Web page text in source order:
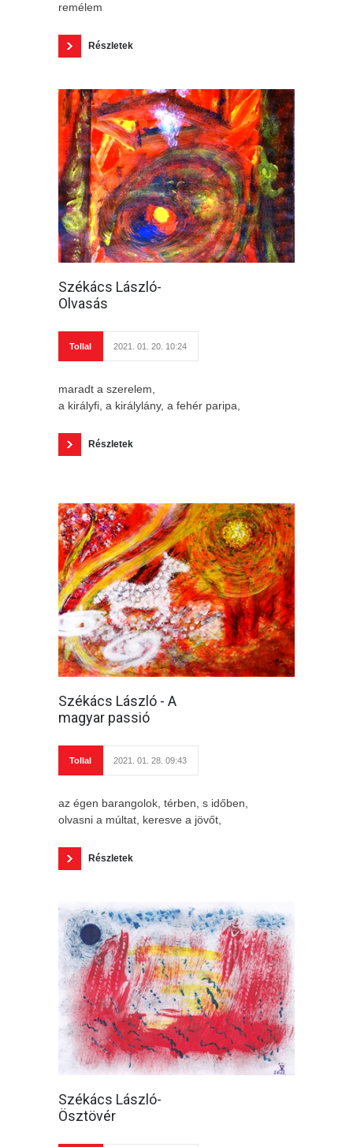
remélem
Részletek
Székács László-
Olvasás
Tollal 2021. 01. 20. 10:24
maradt a szerelem,
a királyfi, a királylány, a fehér paripa,
Részletek
Székács László - A
magyar passió
Tollal 2021. 01. 28. 09:43
az égen barangolok, térben, s időben,
olvasni a múltat, keresve a jövőt,
Részletek
Székács László-
Ösztövér